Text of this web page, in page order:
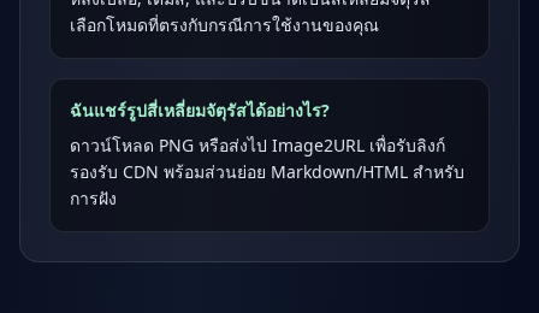
เลือกโหมดที่ตรงกับกรณีการใช้งานของคุณ
ฉันแชร์รูปสี่เหลี่ยมจัตุรัสได้อย่างไร?
ดาวน์โหลด PNG หรือส่งไป Image2URL เพื่อรับลิงก์
รองรับ CDN พร้อมส่วนย่อย Markdown/HTML สำหรับ
การฝัง